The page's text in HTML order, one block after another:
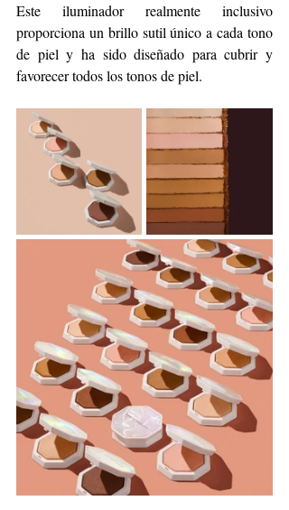
Este iluminador realmente inclusivo
proporciona un brillo sutil único a cada tono
de piel y ha sido diseñado para cubrir y
favorecer todos los tonos de piel.